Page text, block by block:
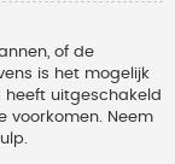
of de
is het mogelijk
uitgeschakeld
voorkomen. Neem